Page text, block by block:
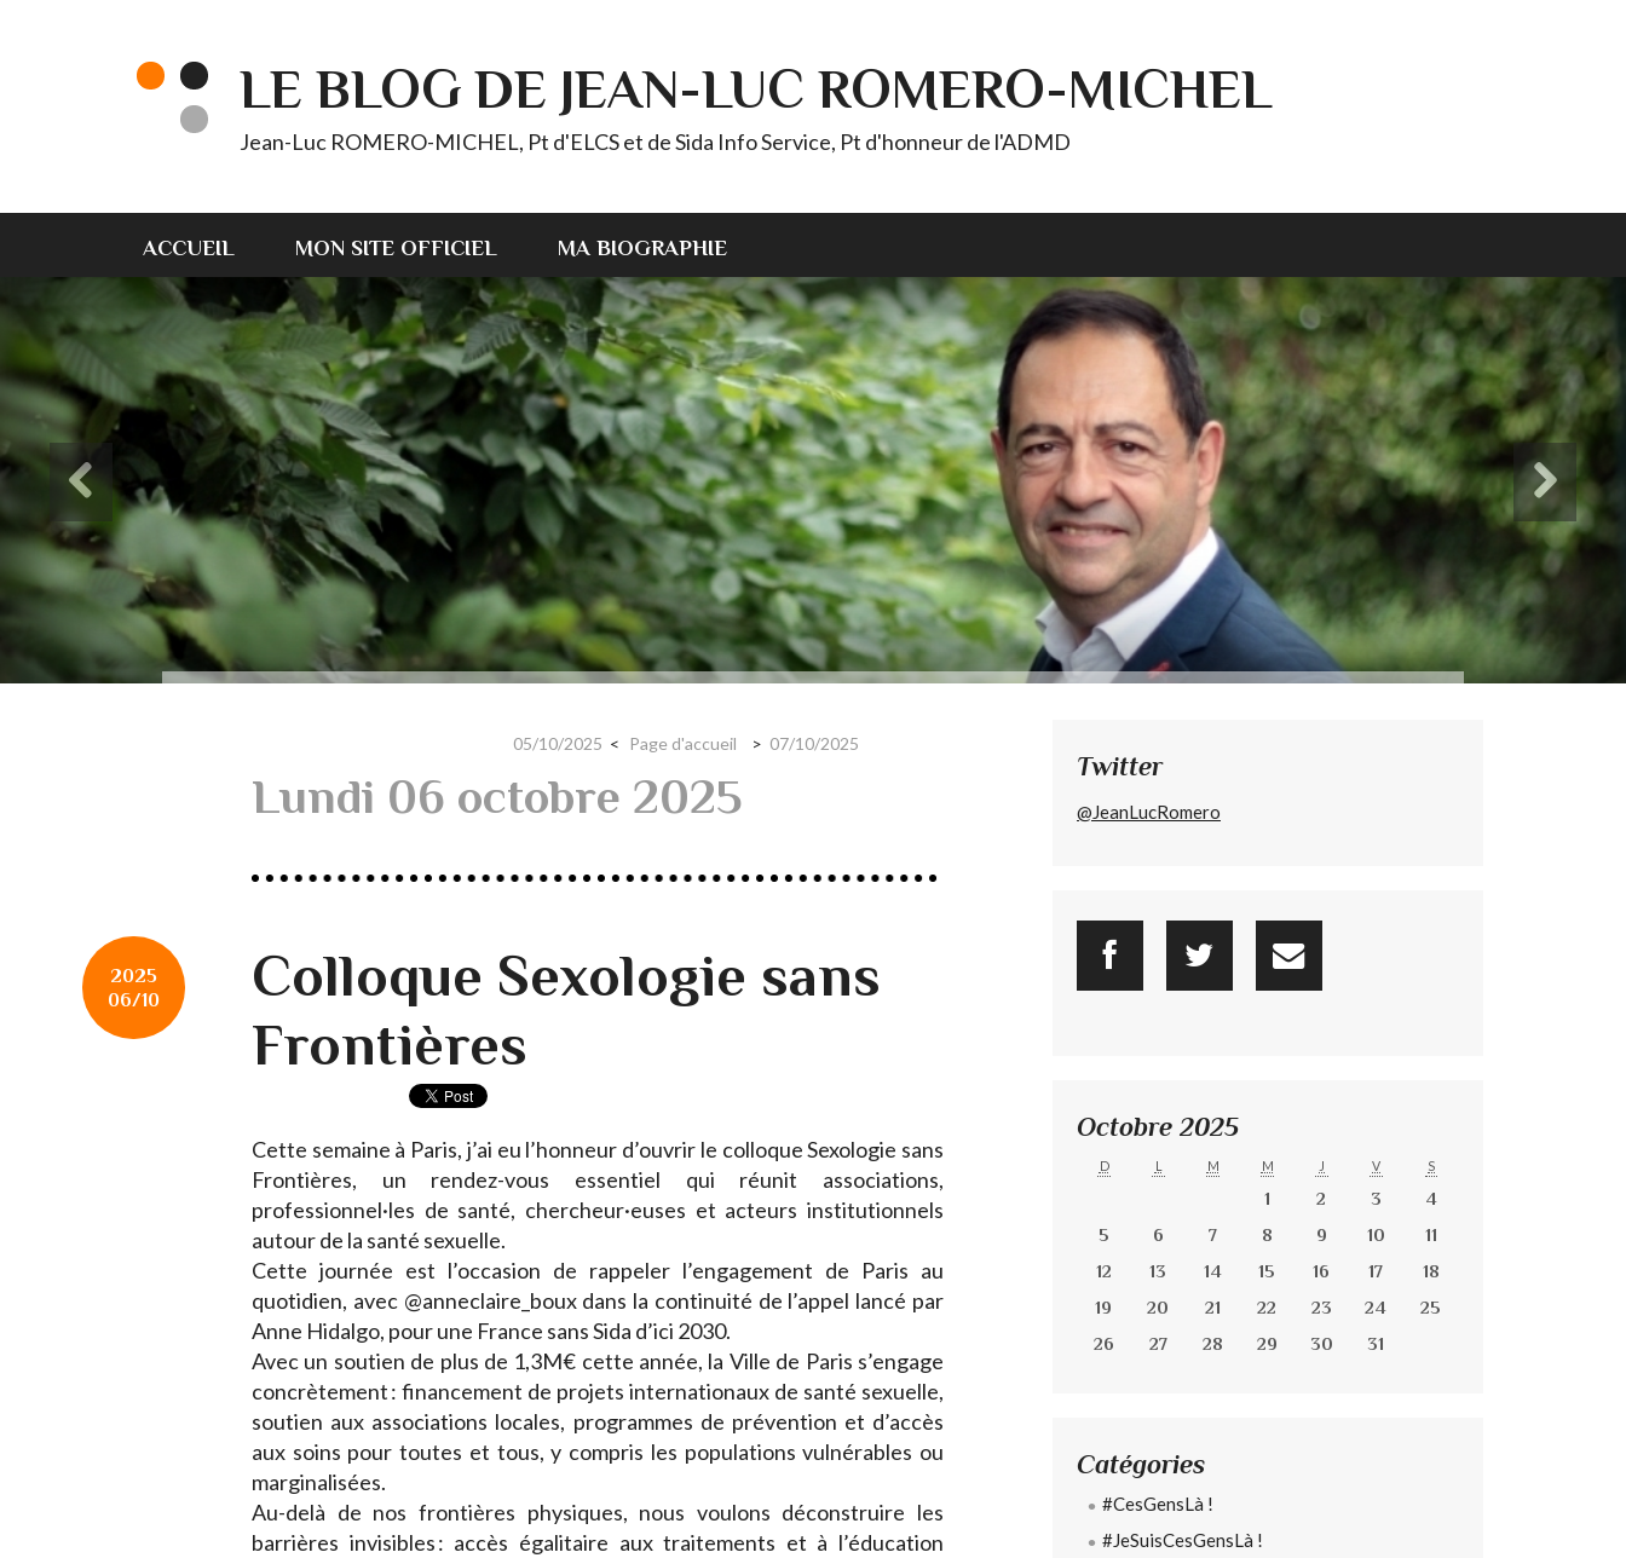
LE BLOG DE JEAN-LUC ROMERO-MICHEL
Jean-Luc ROMERO-MICHEL, Pt d'ELCS et de Sida Info Service, Pt d'honneur de l'ADMD
ACCUEIL MON SITE OFFICIEL MA BIOGRAPHIE
05/10/2025 Page d'accueil 07/10/2025
Lundi 06 octobre 2025
2025
06/10
Colloque Sexologie sans
Frontières
Cette semaine à Paris, j’ai eu l’honneur d’ouvrir le colloque Sexologie sans
Frontières, un rendez-vous essentiel qui réunit associations,
professionnel·les de santé, chercheur·euses et acteurs institutionnels
autour de la santé sexuelle.
Cette journée est l’occasion de rappeler l’engagement de Paris au
quotidien, avec @anneclaire_boux dans la continuité de l’appel lancé par
Anne Hidalgo, pour une France sans Sida d’ici 2030.
Avec un soutien de plus de 1,3M€ cette année, la Ville de Paris s’engage
concrètement : financement de projets internationaux de santé sexuelle,
soutien aux associations locales, programmes de prévention et d’accès
aux soins pour toutes et tous, y compris les populations vulnérables ou
marginalisées.
Au-delà de nos frontières physiques, nous voulons déconstruire les
barrières invisibles : accès égalitaire aux traitements et à l’éducation
Twitter
@JeanLucRomero
Octobre 2025
D L M M J V S
1 2 3
4
5
6 7 8 9 10
11
12
13 14 15 16 17
18
19
20 21 22 23 24
25
26
27 28 29 30 31
Catégories
#CesGensLà !
#JeSuisCesGensLà !